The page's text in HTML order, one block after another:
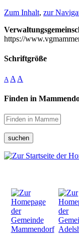
Zum Inhalt, zur
https://
Schriftgröße
A A A
Finden in
suchen